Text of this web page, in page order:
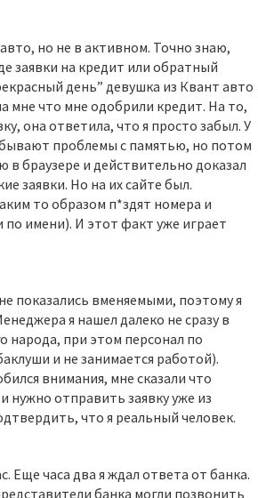
но не в активном. Точно знаю,
заявки на кредит или обратный
день” девушка из Квант авто
мне что мне одобрили кредит. На то,
она ответила, что я просто забыл. У
проблемы с памятью, но потом
в браузере и действительно доказал
заявки. Но на их сайте был.
то образом п*здят номера и
по имени). И этот факт уже играет
показались вменяемыми, поэтому я
я нашел далеко не сразу в
народа, при этом персонал по
и не занимается работой).
внимания, мне сказали что
нужно отправить заявку уже из
что я реальный человек.
Еще часа два я ждал ответа от банка.
банка могли позвонить